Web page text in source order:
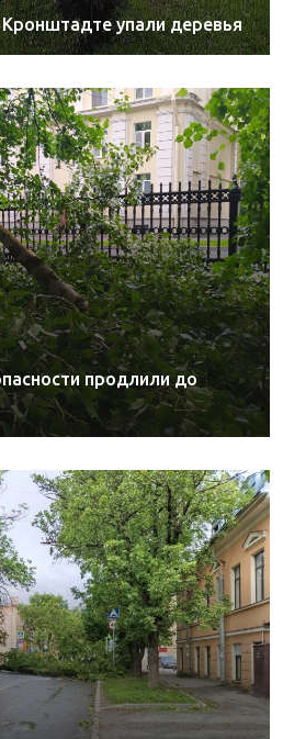
упали деревья
продлили до